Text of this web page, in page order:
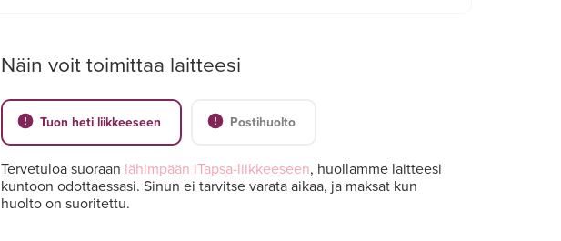
Näin voit toimittaa laitteesi
Tuon heti liikkeeseen Postihuolto
Tervetuloa suoraan lähimpään iTapsa-liikkeeseen, huollamme laitteesi
kuntoon odottaessasi. Sinun ei tarvitse varata aikaa, ja maksat kun
huolto on suoritettu.